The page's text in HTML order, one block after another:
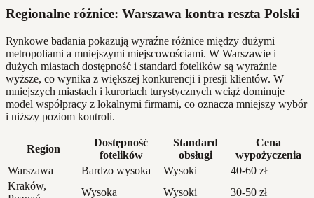
Regionalne różnice: Warszawa kontra reszta Polski
Rynkowe badania pokazują wyraźne różnice między dużymi
metropoliami a mniejszymi miejscowościami. W Warszawie i
dużych miastach dostępność i standard fotelików są wyraźnie
wyższe, co wynika z większej konkurencji i presji klientów. W
mniejszych miastach i kurortach turystycznych wciąż dominuje
model współpracy z lokalnymi firmami, co oznacza mniejszy wybór
i niższy poziom kontroli.
Region
Dostępność
fotelików
Standard
obsługi
Cena
wypożyczenia
Warszawa
Bardzo wysoka Wysoki
40-60 zł
Kraków,
Wysoka Wysoki 30-50 zł